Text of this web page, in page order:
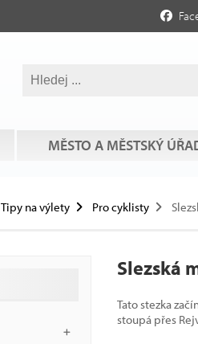
MĚSTO A MĚSTSKÝ
Tipy na výlety Pro cyklisty
Slezská
Tato stezka
stoupá přes